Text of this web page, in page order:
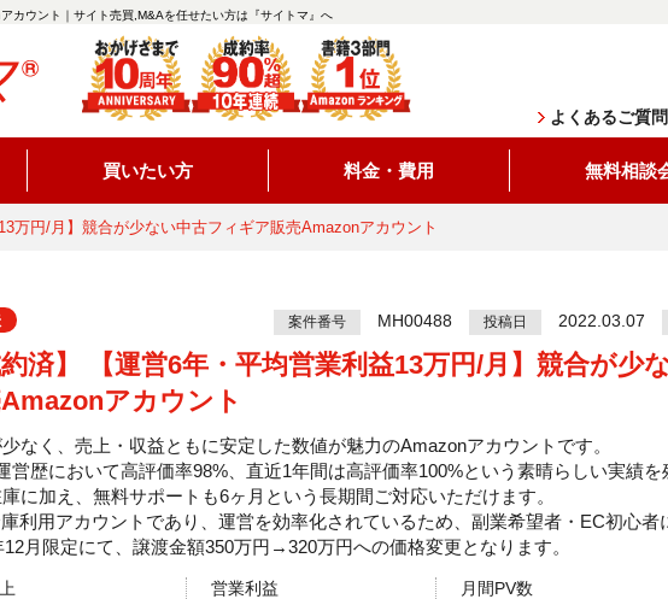
カウント｜サイト売買,M&Aを任せたい方は『サイトマ』へ
よくあるご質問
買いたい方 料金・費用 無料相談
万円/月】競合が少ない中古フィギア販売Amazonアカウント
案件番号 MH00488 投稿日 2022.03.07
約済】 【運営6年・平均営業利益13万円/月】競合が少
アカウント
なく、売上・収益ともに安定した数値が魅力のAmazonアカウントです。
営歴において高評価率98%、直近1年間は高評価率100%という素晴らしい実績を
に加え、無料サポートも6ヶ月という長期間ご対応いただけます。
利用アカウントであり、運営を効率化されているため、副業希望者・EC初心者
12月限定にて、譲渡金額350万円→320万円への価格変更となります。
営業利益
月間PV数